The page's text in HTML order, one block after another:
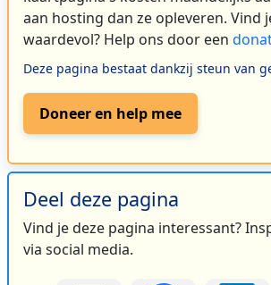
aan hosting dan ze opleveren. Vind
waardevol? Help ons door een
Deze pagina bestaat dankzij steun van
Doneer en help mee
Deel deze pagina
Vind je deze pagina interessant?
via social media.